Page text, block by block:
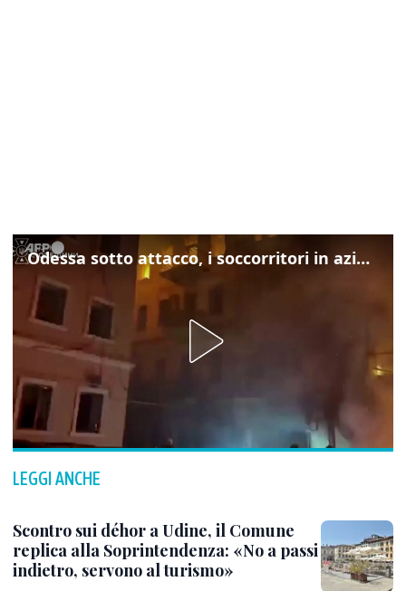
Odessa sotto attacco, i soccorritori in azione
LEGGI ANCHE
Scontro sui déhor a Udine, il Comune
replica alla Soprintendenza: «No a passi
indietro, servono al turismo»